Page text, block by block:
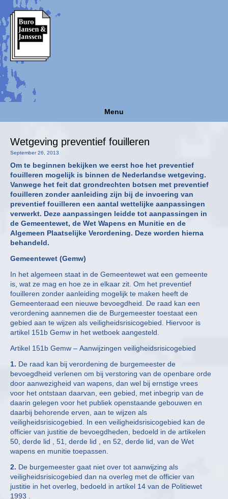
Menu
Wetgeving preventief fouilleren
September 26, 2013
Om te beginnen bekijken we eerst hoe het preventief
fouilleren mogelijk is binnen de Nederlandse wetgeving.
Vanwege het feit dat grondrechten botsen met preventief
fouilleren zonder aanleiding zijn bij de invoering van
preventief fouilleren een aantal wettelijke aanpassingen
verwerkt. Deze aanpassingen leidde tot aanpassingen in
de Gemeentewet, de Wet Wapens en Munitie en de
Algemeen Plaatselijke Verordening. Deze worden hierna
behandeld.
Gemeentewet (Gemw)
In het algemeen staat in de Gemeentewet wat een gemeente
is, wat ze mag en hoe ze in elkaar zit. Om het preventief
fouilleren zonder aanleiding mogelijk te maken heeft de
Gemeenteraad een nieuwe bevoegdheid. De raad kan een
verordening aannemen die de Burgemeester toestaat een
gebied aan te wijzen als veiligheidsrisicogebied. Hiervoor is
artikel 151b Gemw in het wetboek aangesteld.
Artikel 151b Gemw – Aanwijzingen veiligheidsrisicogebied
1. De raad kan bij verordening de burgemeester de
bevoegdheid verlenen om bij verstoring van de openbare orde
door aanwezigheid van wapens, dan wel bij ernstige vrees
voor het ontstaan daarvan, een gebied, met inbegrip van de
daarin gelegen voor het publiek openstaande gebouwen en
daarbij behorende erven, aan te wijzen als
veiligheidsrisicogebied. In een veiligheidsrisicogebied kan de
officier van justitie de bevoegdheden, bedoeld in de artikelen
50, derde lid , 51, derde lid , en 52, derde lid, van de Wet
wapens en munitie toepassen.
2. De burgemeester gaat niet over tot aanwijzing als
veiligheidsrisicogebied dan na overleg met de officier van
justitie in het overleg, bedoeld in artikel 14 van de Politiewet
1993 .